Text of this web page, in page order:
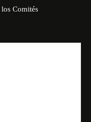
Comités